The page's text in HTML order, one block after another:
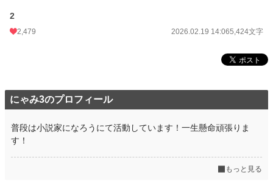
24h.ポイント
文字数
初回完結日時 2026.02.19 14:05
月間ポイント
2
2,479 2026.02.19 14:065,424文字
にゃみ3のプロフィール
普段は小説家になろうにて活動しています！一生懸命頑張りま
す！
もっと見る